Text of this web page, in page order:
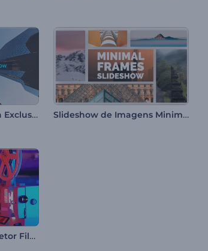
Slideshow Minimalista Exclusivo Slideshow de Imagens Minimalistas
Tipografia Antiga Projetor Filme